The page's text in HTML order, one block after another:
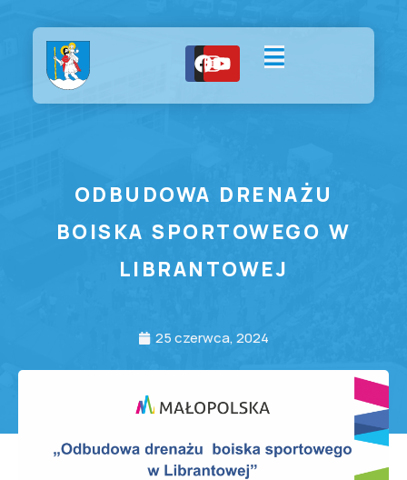
ODBUDOWA DRENAŻU
BOISKA SPORTOWEGO W
LIBRANTOWEJ
25 czerwca, 2024